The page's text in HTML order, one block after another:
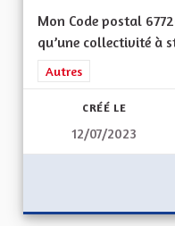
Mon Code postal
qu’une collectivité à
Filtrer les résultats de
Autres
CRÉÉ LE
12/07/2023